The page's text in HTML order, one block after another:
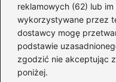
reklamowych (62) lub
wykorzystywane przez
dostawcy mogę
podstawie
zgodzić nie akceptując
poniżej.
Dodaj komentarz
Twój adres email
Wymagane pola
Komentarz